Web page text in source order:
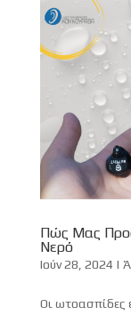
Πώς Μας
Νερό
Ιούν 28, 2024 |
Οι ωτοασπίδες